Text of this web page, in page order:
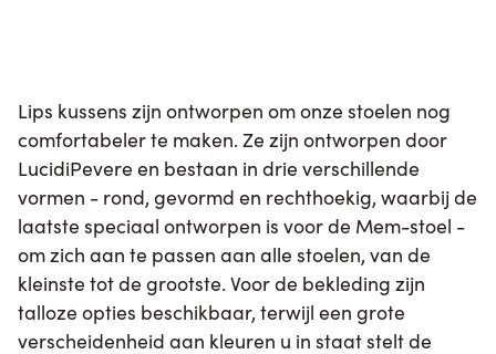
Lips kussens zijn ontworpen om onze stoelen nog
comfortabeler te maken. Ze zijn ontworpen door
LucidiPevere en bestaan in drie verschillende
vormen - rond, gevormd en rechthoekig, waarbij de
laatste speciaal ontworpen is voor de Mem-stoel -
om zich aan te passen aan alle stoelen, van de
kleinste tot de grootste. Voor de bekleding zijn
talloze opties beschikbaar, terwijl een grote
verscheidenheid aan kleuren u in staat stelt de